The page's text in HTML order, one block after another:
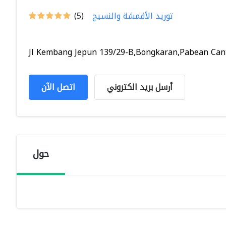
(5) توريد الأقمشة والنسيج
Jl Kembang Jepun 139/29-B,Bongkaran,Pabean
اتصل الآن أرسل بريد الكتروني
حول